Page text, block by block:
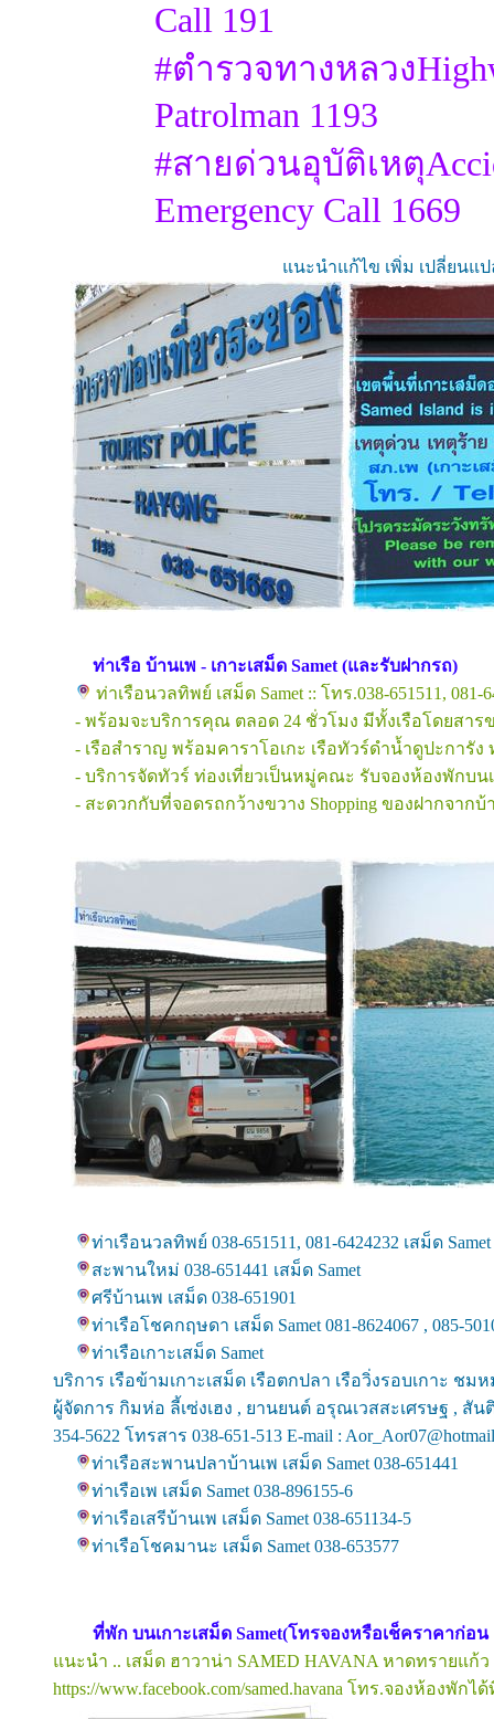
Call 191
#ตำรวจทางหลวง
Patrolman 1193
#สายด่วนอุบัติเหตุ
Emergency Call 1669
แนะนำแก้ไข เพิ่ม เปลี่ยนแ
ท่าเรือ บ้านเพ - เกาะเสม็ด Samet (และรับฝากรถ)
ท่าเรือนวลทิพย์ เสม็ด Samet :: โทร.038-651511,
- พร้อมจะบริการคุณ ตลอด 24 ชั่วโมง มีทั้งเรือโดยสารข
- เรือสำราญ พร้อมคาราโอเกะ เรือทัวร์ดำน้ำดูปะการัง
- บริการจัดทัวร์ ท่องเที่ยวเป็นหมู่คณะ รับจองห้องพักบน
- สะดวกกับที่จอดรถกว้างขวาง Shopping ของฝากจาก
ท่าเรือนวลทิพย์ 038-651511, 081-6424232 เสม็ด Samet
สะพานใหม่ 038-651441 เสม็ด Samet
ศรีบ้านเพ เสม็ด 038-651901
ท่าเรือโชคกฤษดา เสม็ด Samet 081-8624067 , 085-
ท่าเรือเกาะเสม็ด Samet
บริการ เรือข้ามเกาะเสม็ด เรือตกปลา เรือวิ่งรอบเกาะ ช
ผู้จัดการ กิมห่อ ลี้เซ่งเฮง , ยานยนต์ อรุณเวสสะเศรษฐ , สันติ
354-5622 โทรสาร 038-651-513 E-mail :
ท่าเรือสะพานปลาบ้านเพ เสม็ด Samet 038-651441
ท่าเรือเพ เสม็ด Samet 038-896155-6
ท่าเรือเสรีบ้านเพ เสม็ด Samet 038-651134-5
ท่าเรือโชคมานะ เสม็ด Samet 038-653577
ที่พัก บนเกาะเสม็ด Samet(โทรจองหรือเช็คราคาก่อ
แนะนำ .. เสม็ด ฮาวาน่า SAMED HAVANA หาดทรายแ
https://www.facebook.com/samed.havana โทร.จองห้องพักไ